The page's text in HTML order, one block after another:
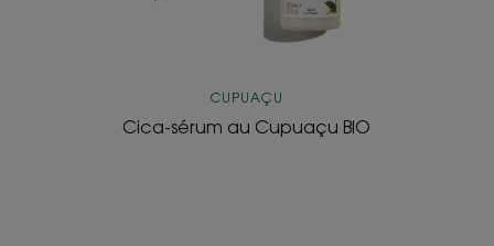
CUPUAÇU
Cica-sérum au Cupuaçu BIO